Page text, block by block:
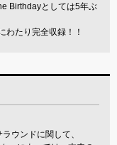
Birthdayとしては5年ぶ
わたり完全収録！！
ウンドに関して、